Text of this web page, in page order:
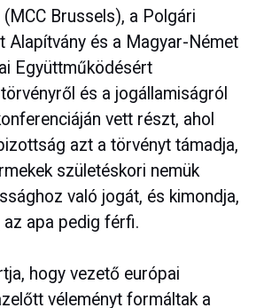
Brussels), a Polgári
Alapítvány és a Magyar-Német
Együttműködésért
és a jogállamiságról
vett részt, ahol
azt a törvényt támadja,
születéskori nemük
való jogát, és kimondja,
az apa pedig férfi.
hogy vezető európai
véleményt formáltak a